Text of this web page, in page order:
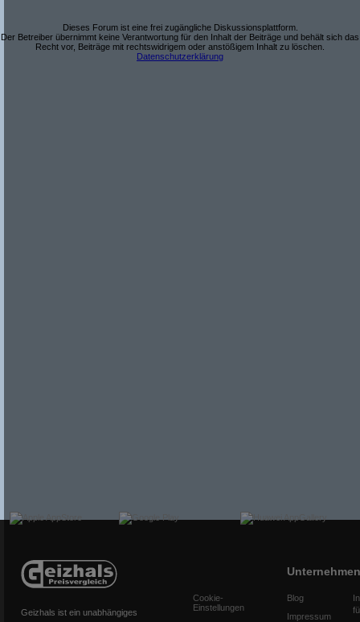
Dieses Forum ist eine frei zugängliche Diskussionsplattform.
Der Betreiber übernimmt keine Verantwortung für den Inhalt der Beiträge und behält sich das
Recht vor, Beiträge mit rechtswidrigem oder anstößigem Inhalt zu löschen.
Datenschutzerklärung
Geizhals ist ein unabhängiges
Cookie-
Einstellungen
Unternehmen
Blog
Impressum